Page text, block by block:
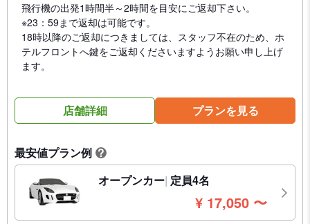
飛行機の出発1時間半～2時間を目安にご返却下さい。
※23：59まで返却は可能です。
18時以降のご返却につきましては、スタッフ不在のため、ホ
テルフロントへ鍵をご返却くださいますようお願い申し上げ
ます。
店舗詳細 プランを見る
最安値プラン例 ?
オープンカー 定員4名
¥ 17,050 円
〜